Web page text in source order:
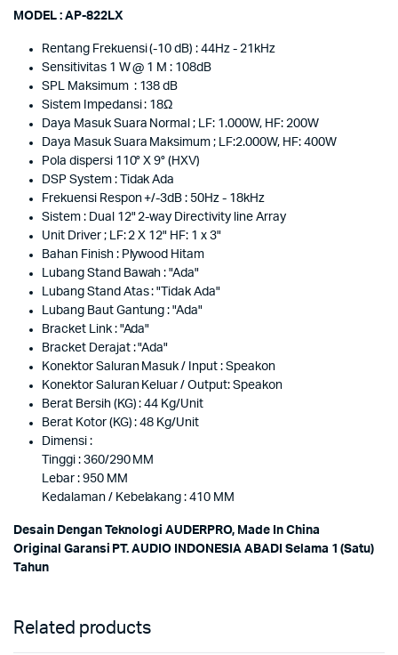
MODEL : AP-822LX
Rentang Frekuensi (-10 dB) : 44Hz - 21kHz
Sensitivitas 1 W @ 1 M : 108dB
SPL Maksimum : 138 dB
Sistem Impedansi : 18Ω
Daya Masuk Suara Normal ; LF: 1.000W, HF: 200W
Daya Masuk Suara Maksimum ; LF:2.000W, HF: 400W
Pola dispersi 110° X 9° (HXV)
DSP System : Tidak Ada
Frekuensi Respon +/-3dB : 50Hz - 18kHz
Sistem : Dual 12" 2-way Directivity line Array
Unit Driver ; LF: 2 X 12" HF: 1 x 3"
Bahan Finish : Plywood Hitam
Lubang Stand Bawah : "Ada"
Lubang Stand Atas : "Tidak Ada"
Lubang Baut Gantung : "Ada"
Bracket Link : "Ada"
Bracket Derajat : "Ada"
Konektor Saluran Masuk / Input : Speakon
Konektor Saluran Keluar / Output: Speakon
Berat Bersih (KG) : 44 Kg/Unit
Berat Kotor (KG) : 48 Kg/Unit
Dimensi :
Tinggi : 360/290 MM
Lebar : 950 MM
Kedalaman / Kebelakang : 410 MM
Desain Dengan Teknologi AUDERPRO, Made In China
Original Garansi PT. AUDIO INDONESIA ABADI Selama 1 (Satu)
Tahun
Related products